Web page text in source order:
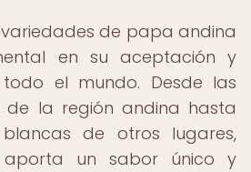
de papa andina
en su aceptación y
el mundo. Desde las
la región andina hasta
de otros lugares,
un sabor único y